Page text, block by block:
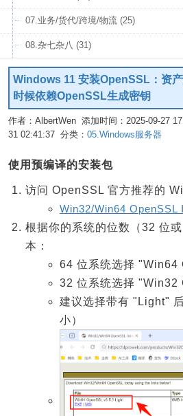
07.业务/货代/跨境/物流 (25)
08.杂七杂八 (31)
Windows 11 安装OpenSSL：资
时候依赖OpenSSL生成密钥
作者：AlbertWen 添加时间：2025-09-27
31 02:41:37 分类： 05.Windows服务器
使用预编译的安装包
访问 OpenSSL 官方推荐的
Win32/Win64 OpenSSL
根据你的系统的位数（32 位
本：
64 位系统选择 "Win64
32 位系统选择 "Win32
建议选择带有 "Light"
小）